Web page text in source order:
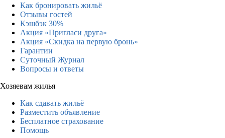
Как бронировать жильё
Отзывы гостей
Кэшбэк 30%
Акция «Пригласи друга»
Акция «Скидка на первую бронь»
Гарантии
Суточный Журнал
Вопросы и ответы
Хозяевам жилья
Как сдавать жильё
Разместить объявление
Бесплатное страхование
Помощь